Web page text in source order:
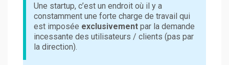
Une startup, c’est un endroit où il y a
constamment une forte charge de travail qui
est imposée exclusivement par la demande
incessante des utilisateurs / clients (pas par
la direction).